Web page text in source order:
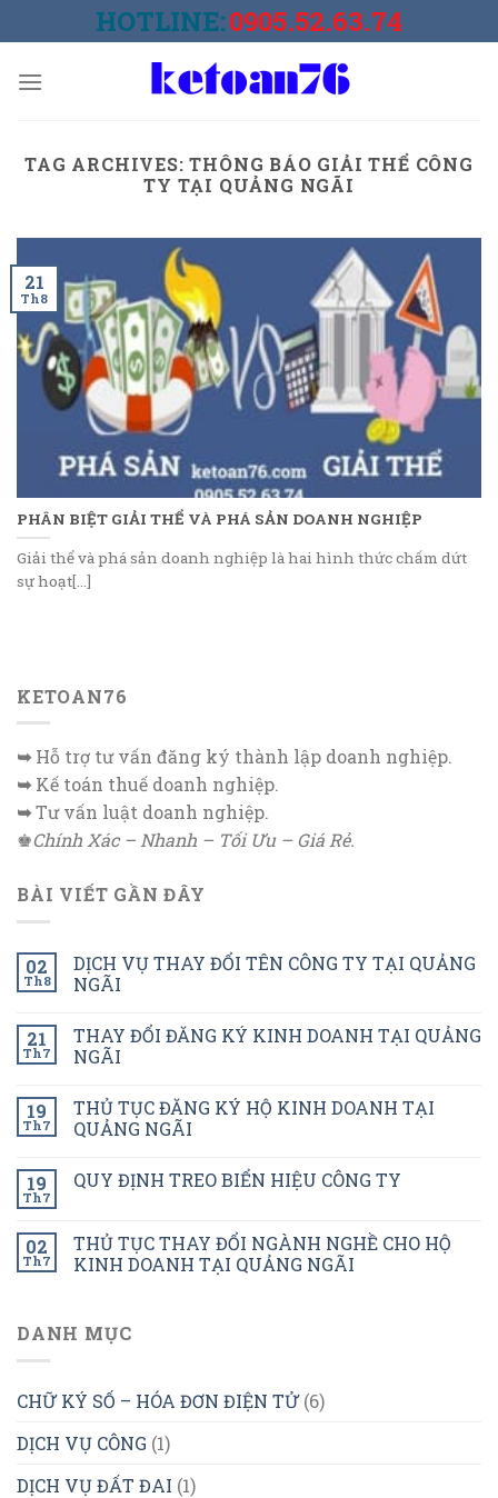
to
HOTLINE:0905.52.63.74
TAG ARCHIVES:THÔNG BÁO GIẢI THỂ CÔNG
TY TẠI QUẢNG NGÃI
PHÂN BIỆT GIẢI THỂ VÀ PHÁ SẢN DOANH NGHIỆP
Giải thể và phá sản doanh nghiệp là hai hình thức chấm dứt
sự hoạt[...]
21
Th8
KETOAN76
➥Hỗ trợ tư vấn đăng ký thành lập doanh nghiệp.
➥Kế toán thuế doanh nghiệp.
➥Tư vấn luật doanh nghiệp.
♚Chính Xác – Nhanh – Tối Ưu – Giá Rẻ.
BÀI VIẾT GẦN ĐÂY
02
Th8
DỊCH VỤ THAY ĐỔI TÊN CÔNG TY TẠI QUẢNG
NGÃI
21
Th7
THAY ĐỔI ĐĂNG KÝ KINH DOANH TẠI QUẢNG
NGÃI
19
Th7
THỦ TỤC ĐĂNG KÝ HỘ KINH DOANH TẠI
QUẢNG NGÃI
19
Th7
QUY ĐỊNH TREO BIỂN HIỆU CÔNG TY
02
Th7
THỦ TỤC THAY ĐỔI NGÀNH NGHỀ CHO HỘ
KINH DOANH TẠI QUẢNG NGÃI
DANH MỤC
CHỮ KÝ SỐ – HÓA ĐƠN ĐIỆN TỬ(6)
DỊCH VỤ CÔNG (1)
DỊCH VỤ ĐẤT ĐAI (1)